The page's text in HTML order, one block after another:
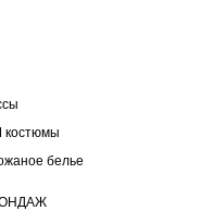
костюмы
белье